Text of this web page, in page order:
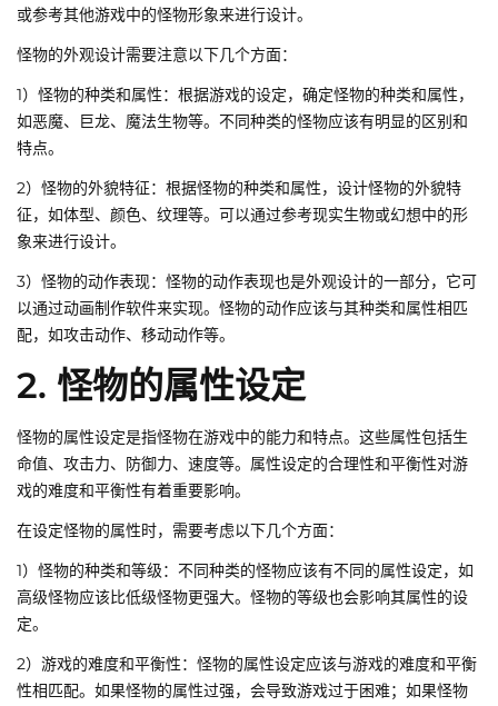
或参考其他游戏中的怪物形象来进行设计。
怪物的外观设计需要注意以下几个方面：
1）怪物的种类和属性：根据游戏的设定，确定怪物的种类和属性，
如恶魔、巨龙、魔法生物等。不同种类的怪物应该有明显的区别和
特点。
2）怪物的外貌特征：根据怪物的种类和属性，设计怪物的外貌特
征，如体型、颜色、纹理等。可以通过参考现实生物或幻想中的形
象来进行设计。
3）怪物的动作表现：怪物的动作表现也是外观设计的一部分，它可
以通过动画制作软件来实现。怪物的动作应该与其种类和属性相匹
配，如攻击动作、移动动作等。
2. 怪物的属性设定
怪物的属性设定是指怪物在游戏中的能力和特点。这些属性包括生
命值、攻击力、防御力、速度等。属性设定的合理性和平衡性对游
戏的难度和平衡性有着重要影响。
在设定怪物的属性时，需要考虑以下几个方面：
1）怪物的种类和等级：不同种类的怪物应该有不同的属性设定，如
高级怪物应该比低级怪物更强大。怪物的等级也会影响其属性的设
定。
2）游戏的难度和平衡性：怪物的属性设定应该与游戏的难度和平衡
性相匹配。如果怪物的属性过强，会导致游戏过于困难；如果怪物